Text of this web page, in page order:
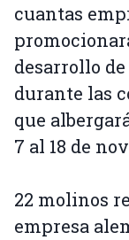
cuantas
desarrollo
durante las
que
7 al 18 de
22 molinos
empresa